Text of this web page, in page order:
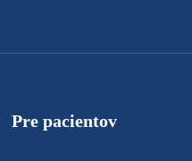
Pre pacientov